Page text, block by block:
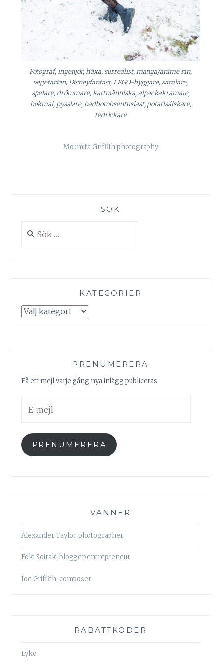
Fotograf, ingenjör, häxa, surrealist, manga/anime fan,
vegetarian, Disneyfantast, LEGO-byggare, samlare,
spelare, drömmare, kattmänniska, alpackakramare,
bokmal, pysslare, badbombsentusiast, potatisälskare,
tedrickare
Moumita Griffith photography
SÖK
efter:
KATEGORIER
Kategorier
PRENUMERERA
Få ett mejl varje gång nya inlägg publiceras
mejl
PRENUMERERA
VÄNNER
Alexander Taylor, photographer
Foki Soirak, blogger/entrepreneur
Joe Griffith, composer
RABATTKODER
Lyko